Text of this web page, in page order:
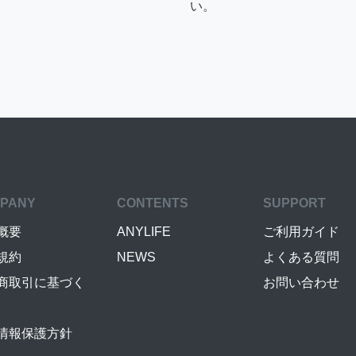
い。
要
約
取引に基づく
報保護方針
CONTENTS
ANYLIFE
NEWS
SUPPORT
ご利用ガイド
よくある質問
お問い合わせ